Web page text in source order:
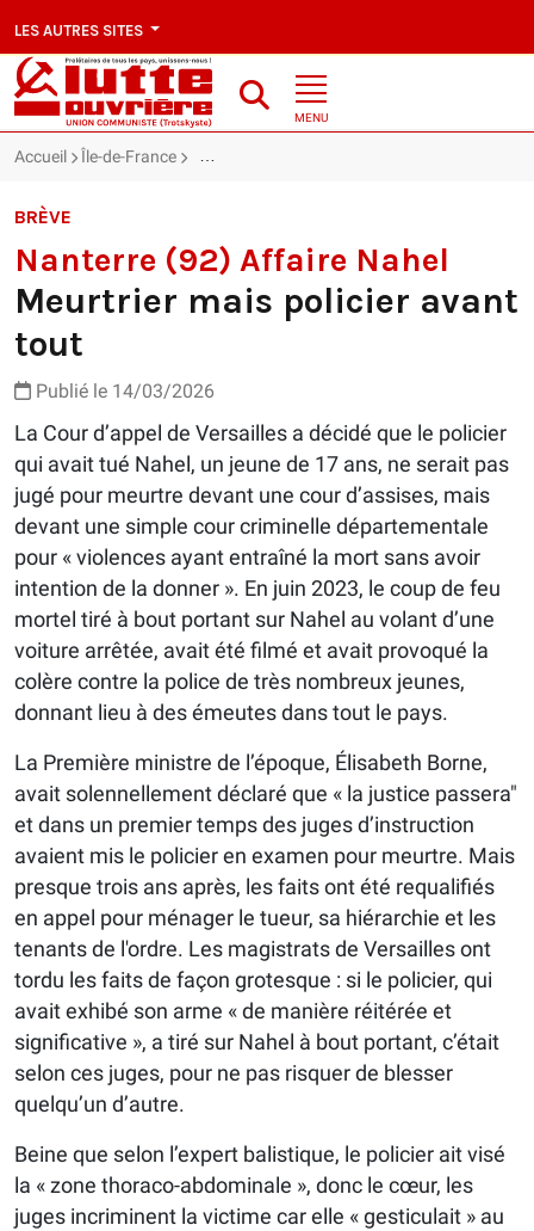
LES AUTRES SITES
MENU
Accueil Île-de-France Nanterre (92) Affaire Nahel : Meurtrier mais
BRÈVE
Nanterre (92) Affaire Nahel
Meurtrier mais policier avant
tout
Publié le 14/03/2026
La Cour d’appel de Versailles a décidé que le policier
qui avait tué Nahel, un jeune de 17 ans, ne serait pas
jugé pour meurtre devant une cour d’assises, mais
devant une simple cour criminelle départementale
pour « violences ayant entraîné la mort sans avoir
intention de la donner ». En juin 2023, le coup de feu
mortel tiré à bout portant sur Nahel au volant d’une
voiture arrêtée, avait été filmé et avait provoqué la
colère contre la police de très nombreux jeunes,
donnant lieu à des émeutes dans tout le pays.
La Première ministre de l’époque, Élisabeth Borne,
avait solennellement déclaré que « la justice passera"
et dans un premier temps des juges d’instruction
avaient mis le policier en examen pour meurtre. Mais
presque trois ans après, les faits ont été requalifiés
en appel pour ménager le tueur, sa hiérarchie et les
tenants de l'ordre. Les magistrats de Versailles ont
tordu les faits de façon grotesque : si le policier, qui
avait exhibé son arme « de manière réitérée et
significative », a tiré sur Nahel à bout portant, c’était
selon ces juges, pour ne pas risquer de blesser
quelqu’un d’autre.
Beine que selon l’expert balistique, le policier ait visé
la « zone thoraco-abdominale », donc le cœur, les
juges incriminent la victime car elle « gesticulait » au